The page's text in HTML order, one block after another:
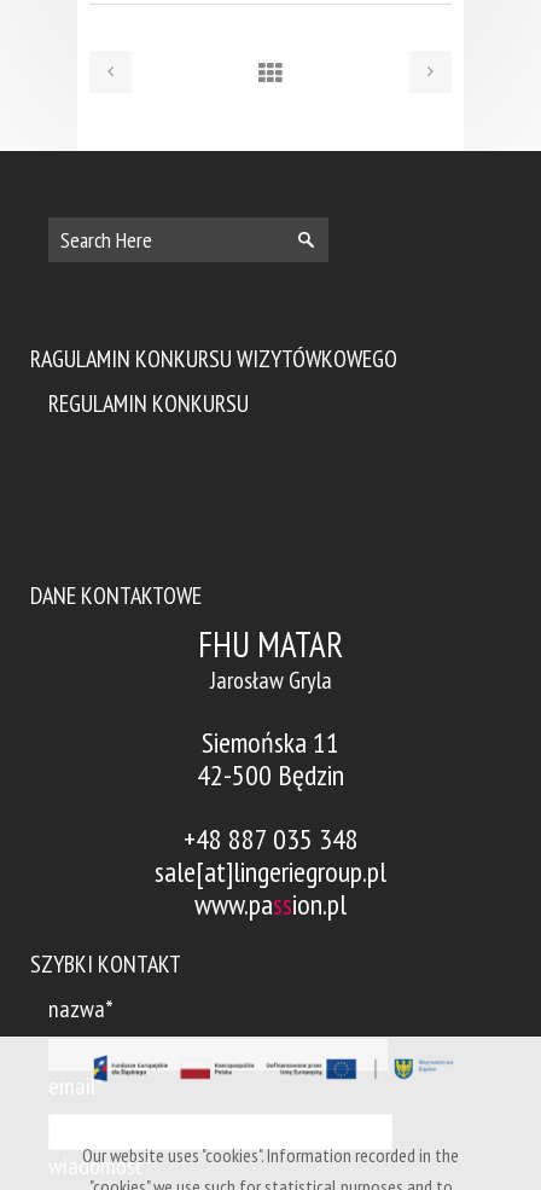
RAGULAMIN KONKURSU WIZYTÓWKOWEGO
REGULAMIN KONKURSU
DANE KONTAKTOWE
FHU MATAR
Jarosław Gryla
Siemońska 11
42-500 Będzin
+48 887 035 348
sale[at]lingeriegroup.pl
www.passion.pl
SZYBKI KONTAKT
nazwa*
email*
wiadomość*
Our website uses "cookies". Information recorded in the